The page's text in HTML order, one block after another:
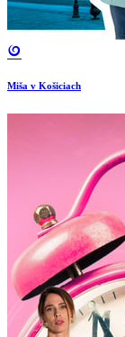
Miša v Košiciach